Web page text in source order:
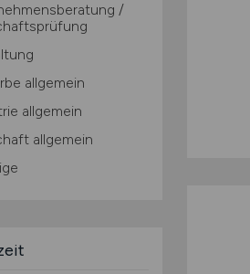
/
allgemein
allgemein
allgemein